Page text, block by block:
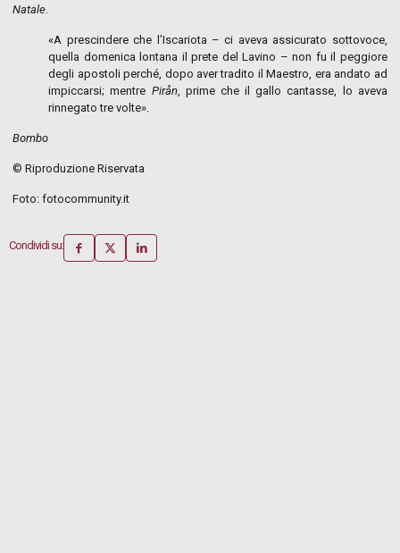
Natale
«A prescindere che l’Iscariota – ci aveva assicurato sottovoce,
quella domenica lontana il prete del Lavino – non fu il peggiore
degli apostoli perché, dopo aver tradito il Maestro, era andato ad
impiccarsi; mentre Pirån, prime che il gallo cantasse, lo aveva
rinnegato tre volte».
Bombo
© Riproduzione Riservata
Foto: fotocommunity.it
Condividi su: